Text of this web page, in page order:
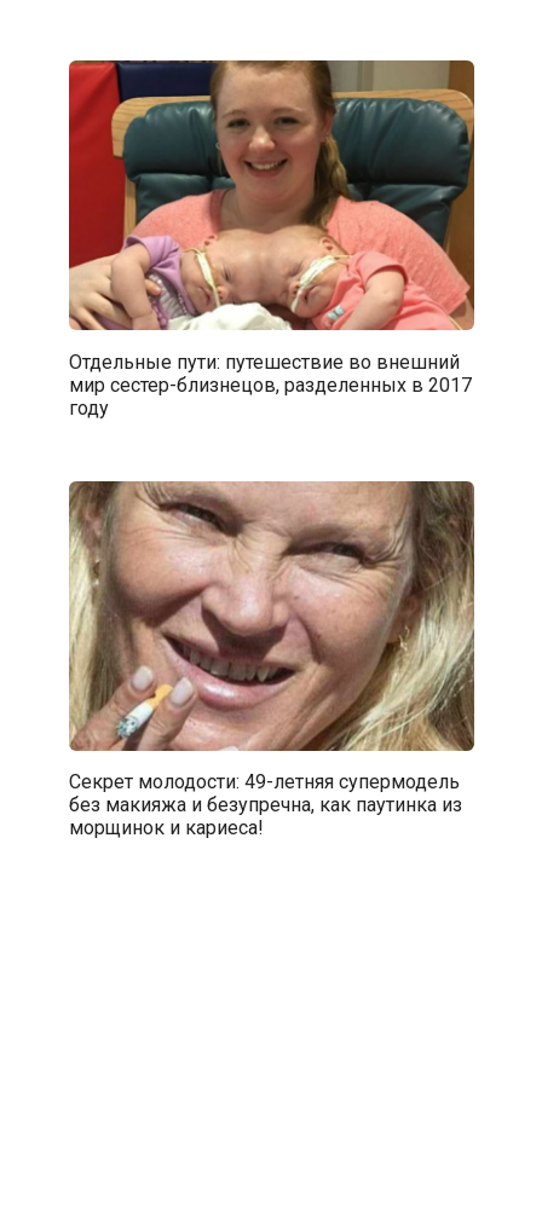
Отдельные пути: путешествие во внешний
мир сестер-близнецов, разделенных в 2017
году
Секрет молодости: 49-летняя супермодель
без макияжа и безупречна, как паутинка из
морщинок и кариеса!